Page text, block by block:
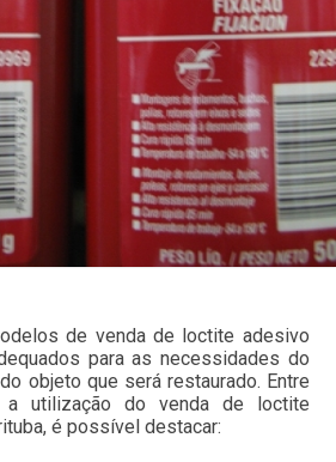
de venda de loctite adesivo
para as necessidades do
objeto que será restaurado. Entre
a utilização do venda de loctite
é possível destacar: